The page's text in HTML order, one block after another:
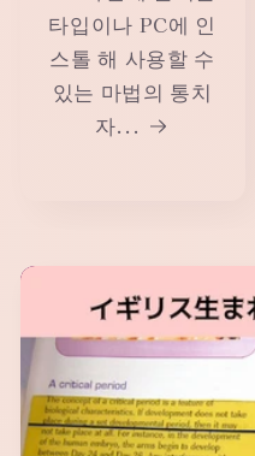
타입이나 PC에 인
스톨 해 사용할 수
있는 마법의 통치
자...